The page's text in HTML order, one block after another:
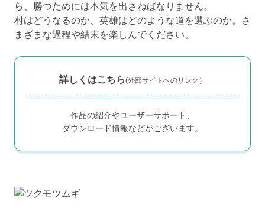
ら、勝つためには本気を出さねばなりません。
村はどうなるのか、英雄はどのような道を選ぶのか。さ
まざまな過程や結末を楽しんでください。
詳しくはこちら(外部サイトへのリンク）
作品の紹介やユーザーサポート、
ダウンロード情報などがございます。